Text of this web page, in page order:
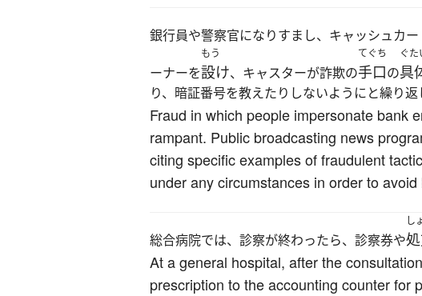
銀行員や警察官になりすまし、キャッシュカ
ーナーを
もう
設け、キャスターが詐欺の
てぐち
手口の
ぐた
具
り、暗証番号を教えたりしないようにと繰り返
Fraud in which people impersonate bank
rampant. Public broadcasting news
citing specific examples of fraudulent
under any circumstances in order to
総合病院では、診察が終わったら、診察券や
し
At a general hospital, after the
prescription to the accounting counter for